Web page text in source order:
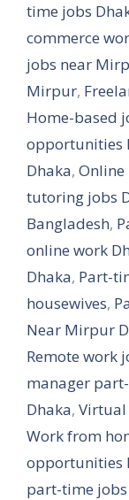
time jobs
commerce
jobs near
Mirpur,
Home-based
opportunities
Dhaka,
tutoring jobs
Bangladesh,
online work
Dhaka, Part-
housewives,
Near Mirpur
Remote work
manager
Dhaka, Virtual
Work from
opportunities
part-time